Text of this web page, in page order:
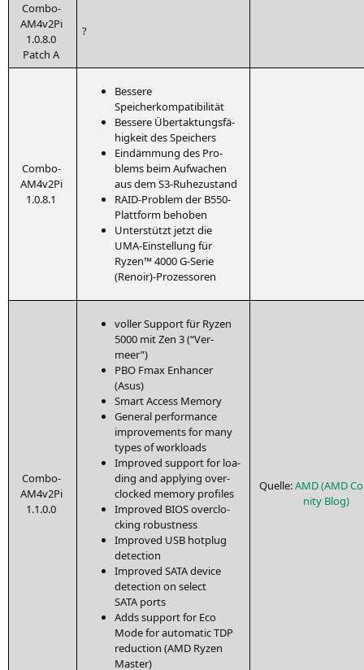
Com­bo-
AM4­v2Pi
1.0.8.0
Patch A
?
Com­bo-
AM4­v2Pi
1.0.8.1
Bes­se­re
Speicherkompatibilität
Bes­se­re Über­tak­tungs­fä­
hig­keit des Speichers
Ein­däm­mung des Pro­
blems beim Auf­wa­chen
aus dem S3-Ruhezustand
RAID-Pro­blem der B550-
Platt­form behoben
Unter­stützt jetzt die
UMA-Ein­stel­lung für
Ryzen™ 4000 G‑Serie
(Renoir)-Prozessoren
Com­bo-
AM4­v2Pi
1.1.0.0
vol­ler Sup­port für Ryzen
5000 mit Zen 3 (“Ver­
meer”)
PBO Fmax Enhan­cer
(Asus)
Smart Access Memory
Gene­ral per­for­mance
impro­ve­ments for many
types of workloads
Impro­ved sup­port for loa­
ding and app­ly­ing over­
clo­cked memo­ry profiles
Impro­ved BIOSover­clo­
cking robustness
Impro­ved USB hot­plug
detection
Impro­ved SATAdevice
detec­tion on sel­ect
SATA ports
Adds sup­port for Eco
Mode for auto­ma­ticTDP
reduc­tion (AMD Ryzen
Master)
Quel­le:AMD(AMD
ni­ty Blog)